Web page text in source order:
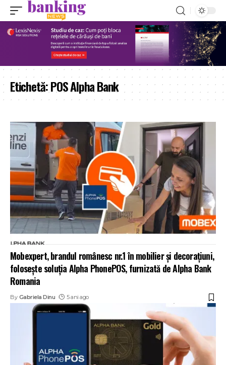
Etichetă:POS Alpha Bank
Mobexpert, brandul românesc nr.1 în mobilier și decorațiuni,
folosește soluția Alpha PhonePOS, furnizată de Alpha Bank
Romania
By Gabriela Dinu 5 ani ago